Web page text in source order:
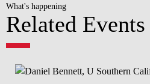
What's happening
Related Events